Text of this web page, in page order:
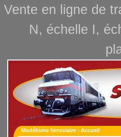
Vente en ligne de
N, échelle I,
Modélisme ferroviaire - Accueil